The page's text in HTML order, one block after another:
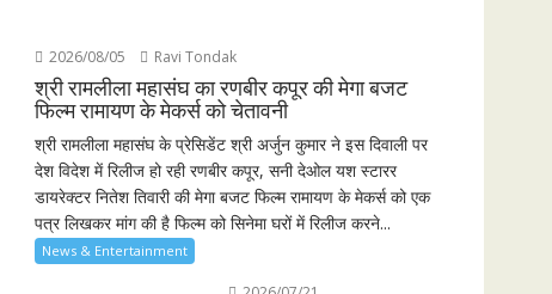
2026/08/05 Ravi Tondak
श्री रामलीला महासंघ का रणबीर कपूर की मेगा बजट
फिल्म रामायण के मेकर्स को चेतावनी
श्री रामलीला महासंघ के प्रेसिडेंट श्री अर्जुन कुमार ने इस दिवाली पर
देश विदेश में रिलीज हो रही रणबीर कपूर, सनी देओल यश स्टारर
डायरेक्टर नितेश तिवारी की मेगा बजट फिल्म रामायण के मेकर्स को एक
पत्र लिखकर मांग की है फिल्म को सिनेमा घरों में रिलीज करने...
News & Entertainment